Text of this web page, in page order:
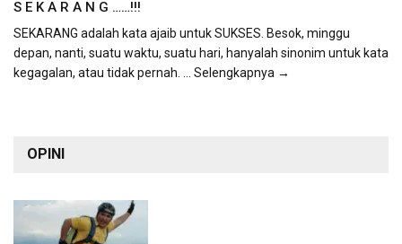
S E K A R A N G ……!!!
SEKARANG adalah kata ajaib untuk SUKSES. Besok, minggu
depan, nanti, suatu waktu, suatu hari, hanyalah sinonim untuk kata
kegagalan, atau tidak pernah. ... Selengkapnya →
OPINI